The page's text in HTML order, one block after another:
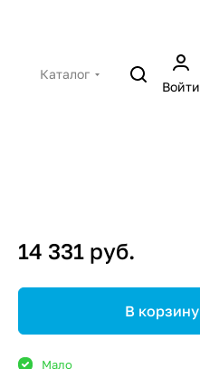
Каталог
Войти
14 331 руб.
В корзину
Мало